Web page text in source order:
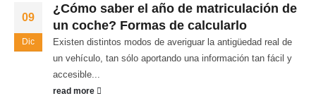
09
Dic
¿Cómo saber el año de matriculación de
un coche? Formas de calcularlo
Existen distintos modos de averiguar la antigüedad real de
un vehículo, tan sólo aportando una información tan fácil y
accesible...
read more